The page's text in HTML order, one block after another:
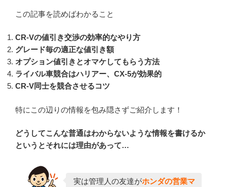
この記事を読めばわかること
CR-Vの値引き交渉の効率的なやり方
グレード毎の適正な値引き額
オプション値引きとオマケしてもらう方法
ライバル車競合はハリアー、CX-5が効果的
CR-V同士を競合させるコツ
特にこの辺りの情報を包み隠さずご紹介します！
どうしてこんな普通はわからないような情報を書けるか
というとそれには理由があって…
実は管理人の友達がホンダの営業マ